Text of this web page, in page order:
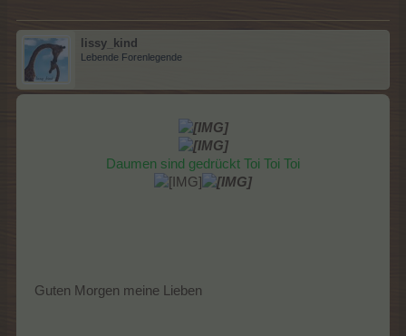
lissy_kind
Lebende Forenlegende
Daumen sind gedrückt Toi Toi Toi
Guten Morgen meine Lieben